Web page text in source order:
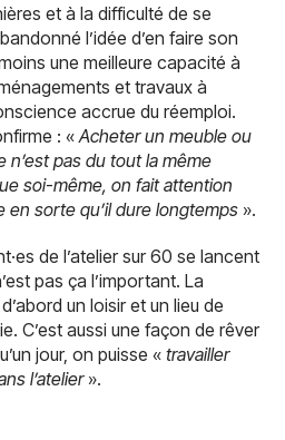
et à la difficulté de se
l’idée d’en faire son
une meilleure capacité à
et travaux à
accrue du réemploi.
: « Acheter un meuble ou
pas du tout la même
soi-même, on fait attention
en sorte qu’il dure longtemps ».
de l’atelier sur 60 se lancent
pas ça l’important. La
un loisir et un lieu de
C’est aussi une façon de rêver
jour, on puisse « travailler
l’atelier».